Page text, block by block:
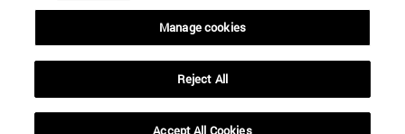
Manage cookies
Reject All
Accept All Cookies